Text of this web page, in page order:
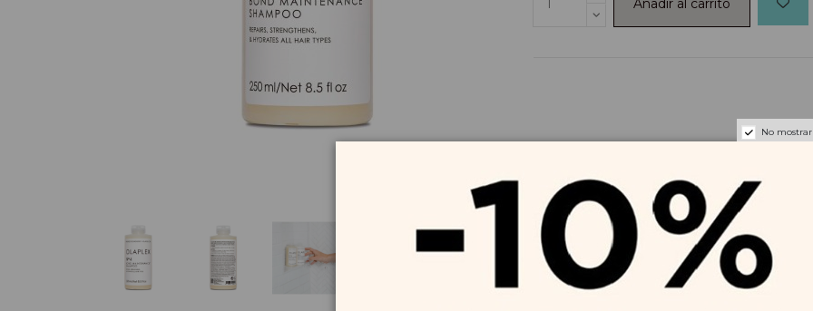
Añadir al carrito
No